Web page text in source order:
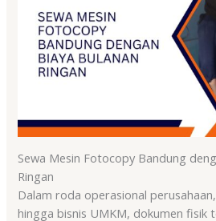
Sewa Mesin Fotocopy Bandung
Ringan
Dalam roda operasional
hingga bisnis UMKM, dokumen fisik